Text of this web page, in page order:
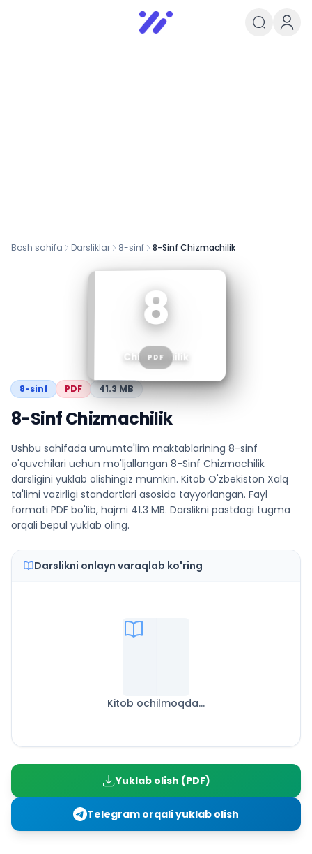
Infoedu
Ta&#039;lim xabarlari va
Bosh sahifa Darsliklar 8-sinf 8-Sinf Chizmachilik
8
Chizmachilik
PDF
8-sinf PDF 41.3 MB
8-Sinf Chizmachilik
Ushbu sahifada umumta'lim maktablarining 8-sinf
o'quvchilari uchun mo'ljallangan 8-Sinf Chizmachilik
darsligini yuklab olishingiz mumkin. Kitob O'zbekiston Xalq
ta'limi vazirligi standartlari asosida tayyorlangan. Fayl
formati PDF bo'lib, hajmi 41.3 MB. Darslikni pastdagi tugma
orqali bepul yuklab oling.
Darslikni onlayn varaqlab ko'ring
Kitob ochilmoqda...
Yuklab olish (PDF)
Telegram orqali yuklab olish